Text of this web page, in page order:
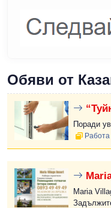
Обяви от
Поради
Работа
Maria